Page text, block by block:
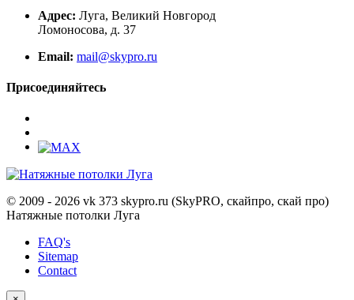
Адрес: Луга, Великий Новгород
Ломоносова, д. 37
Email: mail@skypro.ru
Присоединяйтесь
© 2009 - 2026 vk 373 skypro.ru (SkyPRO, скайпро, скай про)
Натяжные потолки Луга
FAQ's
Sitemap
Contact